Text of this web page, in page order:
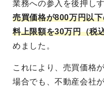
業務への参入を後押し
売買価格が800万円以
料上限額を30万円（税
めました。
これにより、売買価格
場合でも、不動産会社